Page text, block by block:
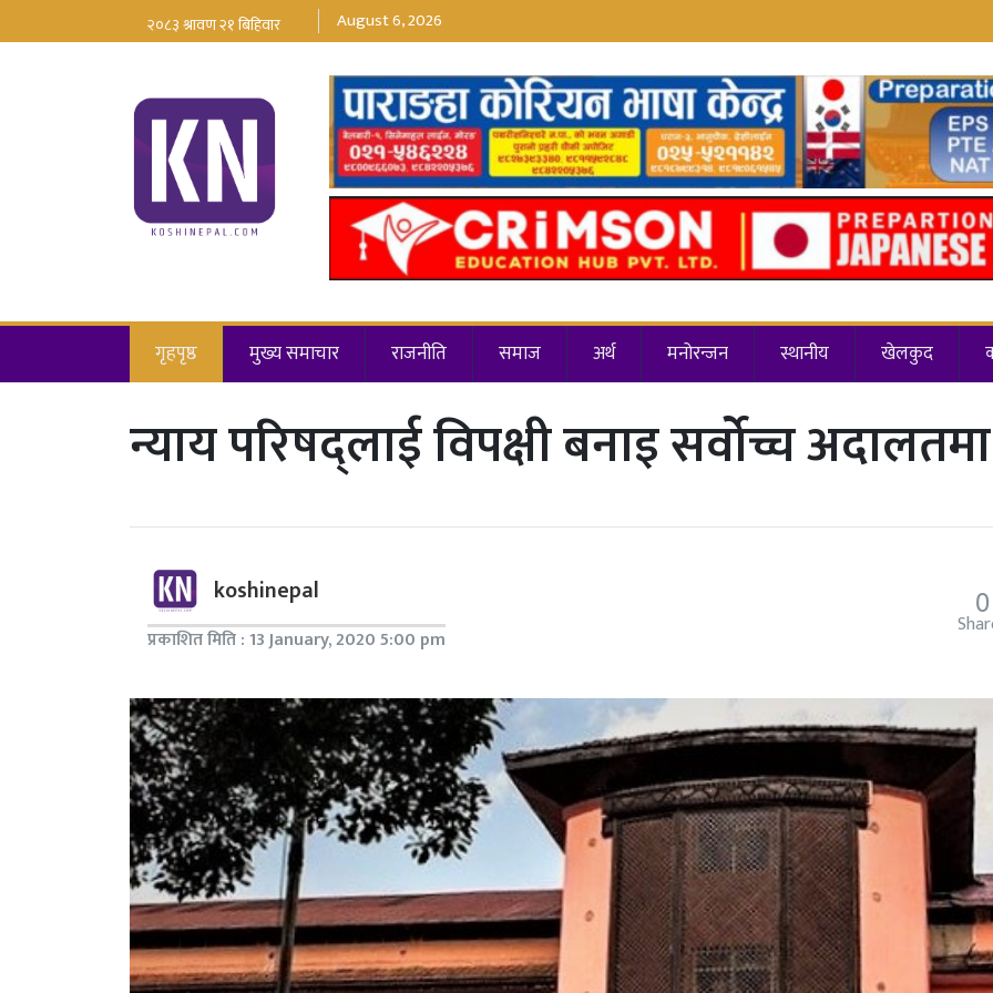
August 6, 2026
गृहपृष्ठ मुख्य समाचार राजनीति समाज अर्थ मनोरन्जन स्थानीय खेलकुद
न्याय परिषद्लाई विपक्षी बनाइ सर्वोच्च
koshinepal
प्रकाशित मिति : 13 January, 2020 5:00 pm
0